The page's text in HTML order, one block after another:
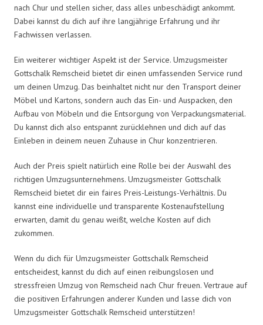
nach Chur und stellen sicher, dass alles unbeschädigt ankommt.
Dabei kannst du dich auf ihre langjährige Erfahrung und ihr
Fachwissen verlassen.
Ein weiterer wichtiger Aspekt ist der Service. Umzugsmeister
Gottschalk Remscheid bietet dir einen umfassenden Service rund
um deinen Umzug. Das beinhaltet nicht nur den Transport deiner
Möbel und Kartons, sondern auch das Ein- und Auspacken, den
Aufbau von Möbeln und die Entsorgung von Verpackungsmaterial.
Du kannst dich also entspannt zurücklehnen und dich auf das
Einleben in deinem neuen Zuhause in Chur konzentrieren.
Auch der Preis spielt natürlich eine Rolle bei der Auswahl des
richtigen Umzugsunternehmens. Umzugsmeister Gottschalk
Remscheid bietet dir ein faires Preis-Leistungs-Verhältnis. Du
kannst eine individuelle und transparente Kostenaufstellung
erwarten, damit du genau weißt, welche Kosten auf dich
zukommen.
Wenn du dich für Umzugsmeister Gottschalk Remscheid
entscheidest, kannst du dich auf einen reibungslosen und
stressfreien Umzug von Remscheid nach Chur freuen. Vertraue auf
die positiven Erfahrungen anderer Kunden und lasse dich von
Umzugsmeister Gottschalk Remscheid unterstützen!